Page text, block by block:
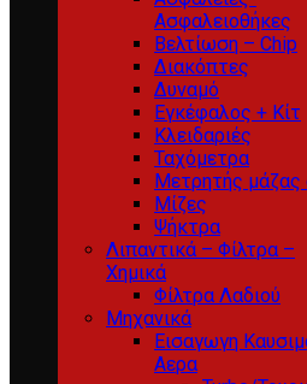
Ασφαλειοθήκες
Βελτίωση – Chip
Διακόπτες
Δυναμό
Εγκέφαλος + Κίτ
Κλειδαριές
Ταχόμετρα
Μετρητής μάζας
Μίζες
Ψήκτρα
Λιπαντικά – Φίλτρα –
Χημικά
Φίλτρα Λαδιού
Μηχανικά
Εισαγωγη
Αερα